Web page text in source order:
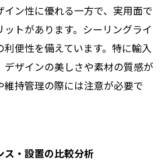
イン性に優れる一方で、実用面で
トがあります。シーリングライ
利便性を備えています。特に輸入
デザインの美しさや素材の質感が
維持管理の際には注意が必要で
ス・設置の比較分析